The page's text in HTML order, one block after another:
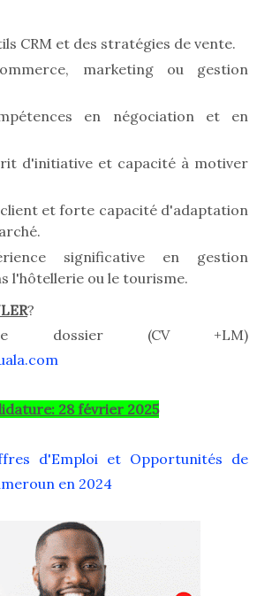
CRM et des stratégies de vente.
marketing ou gestion
en négociation et en
d'initiative et capacité à motiver
client et forte capacité d'adaptation
significative en gestion
l'hôtellerie ou le tourisme.
?
dossier (CV +LM)
28 février 2025
d'Emploi et Opportunités de
en 2024